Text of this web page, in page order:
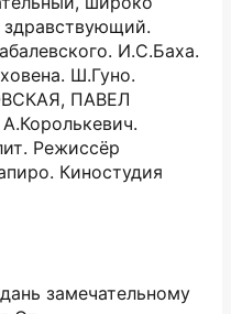
здравствующий.
И.С.Баха.
Ш.Гуно.
ПАВЕЛ
Режиссёр
Киностудия
замечательному